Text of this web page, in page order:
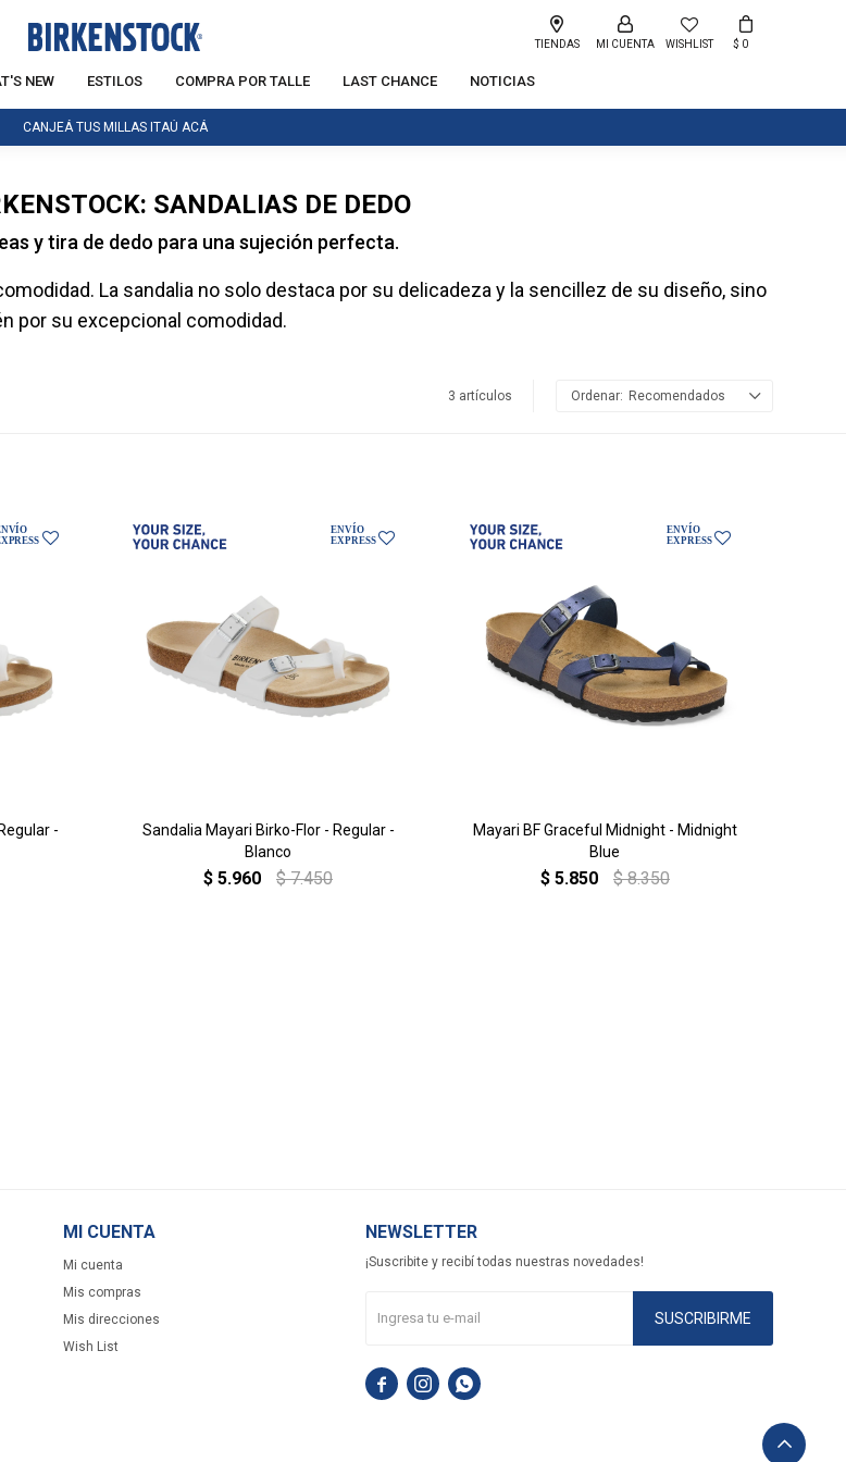
NEW ESTILOS COMPRA POR TALLE LAST CHANCE NOTICIAS
WISHLIST
TIENDAS $ 0
CANJEÁ TUS MILLAS ITAÚ ACÁ
SANDALIAS DE DEDO
y tira de dedo para una sujeción perfecta.
La sandalia no solo destaca por su delicadeza y la sencillez de su diseño, sino
por su excepcional comodidad.
3 artículos Recomendados
-
Sandalia Mayari Birko-Flor - Regular -
Blanco
$ 5.960 $ 7.450
Mayari BF Graceful Midnight - Midnight
Blue
$ 5.850 $ 8.350
MI CUENTA
Mi cuenta
Mis compras
Mis direcciones
Wish List
NEWSLETTER
¡Suscribite y recibí todas nuestras novedades!
SUSCRIBIRME
  